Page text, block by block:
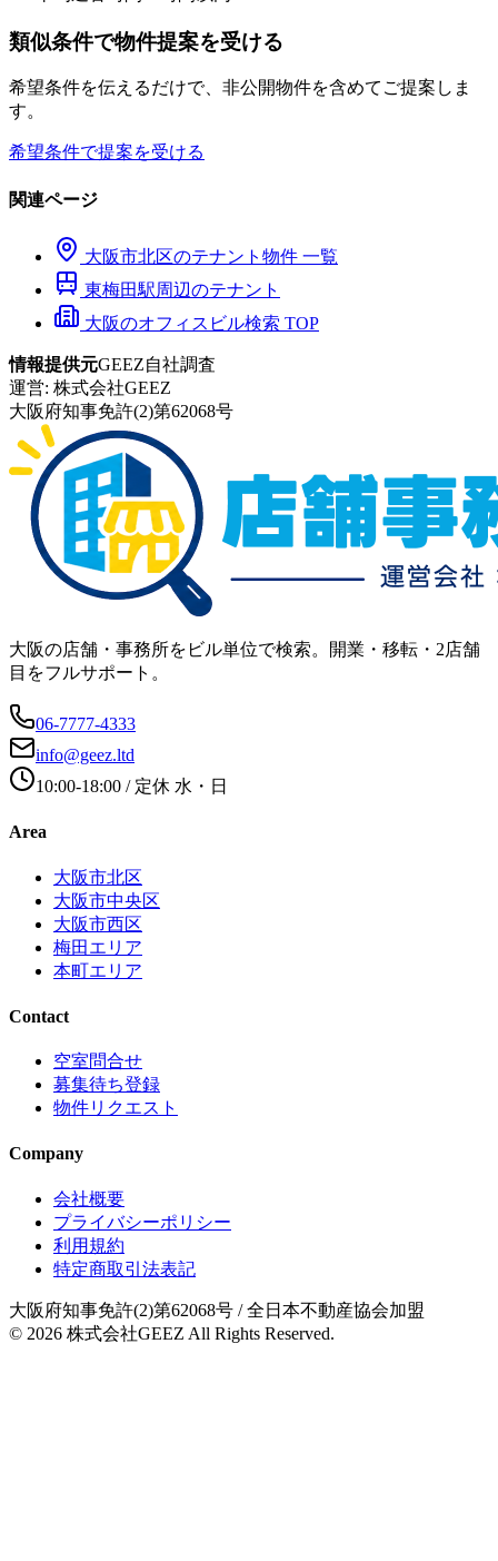
類似条件で物件提案を受ける
希望条件を伝えるだけで、非公開物件を含めてご提案しま
す。
希望条件で提案を受ける
関連ページ
大阪市北区のテナント物件 一覧
東梅田駅周辺のテナント
大阪のオフィスビル検索 TOP
情報提供元GEEZ自社調査
運営: 株式会社GEEZ
大阪府知事免許(2)第62068号
大阪の店舗・事務所をビル単位で検索。開業・移転・2店舗
目をフルサポート。
06-7777-4333
info@geez.ltd
10:00-18:00 / 定休 水・日
Area
大阪市北区
大阪市中央区
大阪市西区
梅田エリア
本町エリア
Contact
空室問合せ
募集待ち登録
物件リクエスト
Company
会社概要
プライバシーポリシー
利用規約
特定商取引法表記
大阪府知事免許(2)第62068号 / 全日本不動産協会加盟
© 2026 株式会社GEEZ All Rights Reserved.